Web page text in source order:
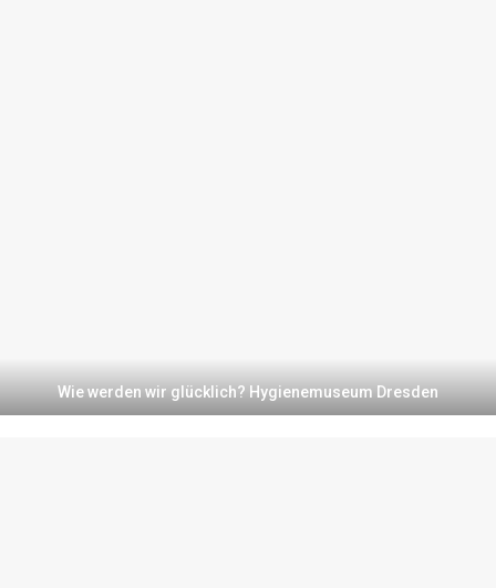
Wie werden wir glücklich? Hygienemuseum Dresden